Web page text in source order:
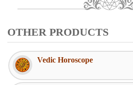
OTHER PRODUCTS
Vedic Horoscope